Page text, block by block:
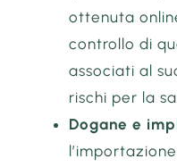
ottenuta
controllo di
associati al
rischi per la
Dogane e